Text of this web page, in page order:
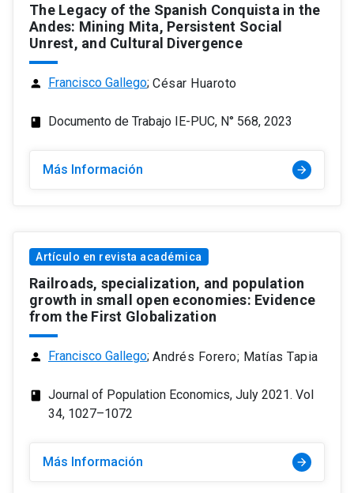
The Legacy of the Spanish Conquista in the
Andes: Mining Mita, Persistent Social
Unrest, and Cultural Divergence
person Francisco Gallego; César Huaroto
class Documento de Trabajo IE-PUC, N° 568, 2023
Más Información arrow_forward
Artículo en revista académica
Railroads, specialization, and population
growth in small open economies: Evidence
from the First Globalization
person Francisco Gallego; Andrés Forero; Matías Tapia
class
Journal of Population Economics, July 2021. Vol
34, 1027–1072
Más Información arrow_forward